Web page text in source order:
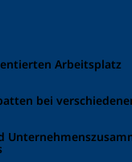
Arbeitsplatz
bei